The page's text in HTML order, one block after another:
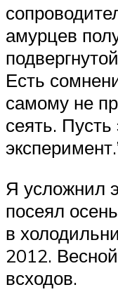
амурцев
Есть
самому не
сеять.
Я усложнил
посеял
в
2012.
всходов.